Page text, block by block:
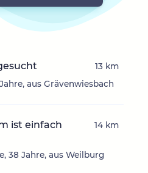
aus Grävenwiesbach
13 km
ist einfach
38 Jahre, aus Weilburg
14 km